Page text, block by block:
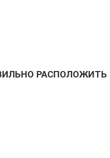
РАСПОЛОЖИТЬ